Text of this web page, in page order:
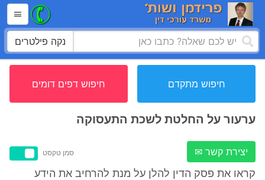
נקה פילטרים
חיפוש מתקדם חיפוש דפים דומים
ערעור על החלטת לשכת התעסוקה
יצירת קשר ✉ סמן טקסט
קראו את פסק הדין להלן על מנת להרחיב את הידע